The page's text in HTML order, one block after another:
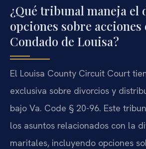
¿Qué tribunal maneja el
opciones sobre acciones
Condado de Louisa?
El Louisa County Circuit Court
exclusiva sobre divorcios y
bajo Va. Code § 20-96. Este
los asuntos relacionados con la
maritales, incluyendo opciones